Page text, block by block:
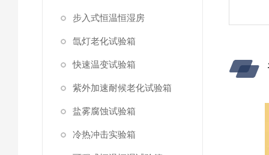
步入式恒温恒湿房
氙灯老化试验箱
快速温变试验箱
紫外加速耐候老化试验箱
盐雾腐蚀试验箱
冷热冲击实验箱